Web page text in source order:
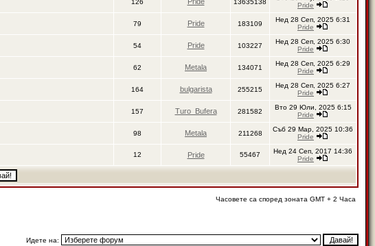
126 13635138
Pride
79 Pride 183109
Нед 28 Сеп, 2025 6:31
Pride
54 Pride 103227
Нед 28 Сеп, 2025 6:30
Pride
62 Metala 134071
Нед 28 Сеп, 2025 6:29
Pride
164 bulgarista 255215
Нед 28 Сеп, 2025 6:27
Pride
157 Turo_Bufera 281582
Вто 29 Юли, 2025 6:15
Pride
98 Metala 211268
Съб 29 Мар, 2025 10:36
Pride
12 Pride 55467
Нед 24 Сеп, 2017 14:36
Pride
Часовете са според зоната GMT + 2 Часа
Идете на: